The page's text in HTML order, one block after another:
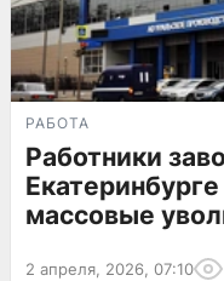
РАБОТА
Работники
массовые
2 апреля, 2026, 07:10